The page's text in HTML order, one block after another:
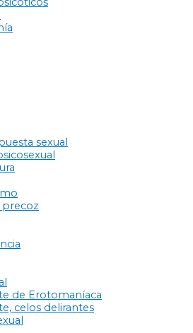
sexual
precoz
de Erotomaníaca
celos delirantes